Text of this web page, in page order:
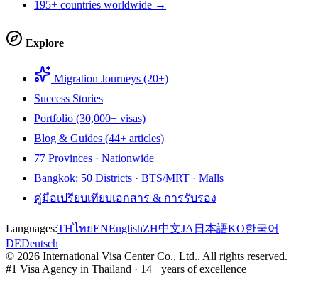
195+ countries worldwide →
Explore
Migration Journeys (20+)
Success Stories
Portfolio (30,000+ visas)
Blog & Guides (44+ articles)
77 Provinces · Nationwide
Bangkok: 50 Districts · BTS/MRT · Malls
คู่มือเปรียบเทียบเอกสาร & การรับรอง
Languages:THไทยENEnglishZH中文JA 日本語KO한국어
DEDeutsch
© 2026 International Visa Center Co., Ltd.. All rights reserved.
#1 Visa Agency in Thailand · 14+ years of excellence